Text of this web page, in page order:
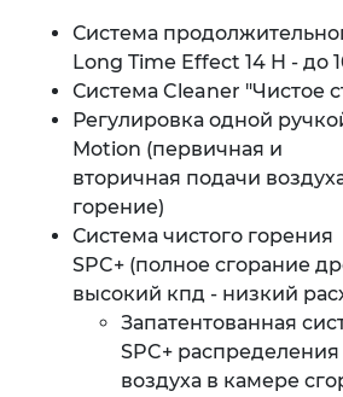
Система
Long Time Effect 14 H - до
Система Cleaner "Чистое
Регулировка одной
Motion (первичная и
вторичная подачи
горение)
Система чистого горения
SPC+ (полное сгорание
высокий кпд - низкий
Запатентованная
SPC+ распределения
воздуха в камере